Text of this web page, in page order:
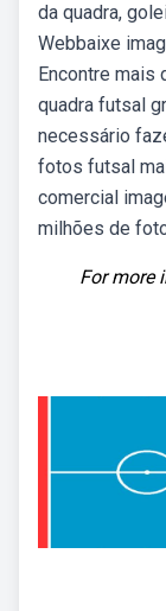
da quadra,
Webbaixe
Encontre mais
quadra futsal
necessário
fotos futsal
comercial
milhões de
For more